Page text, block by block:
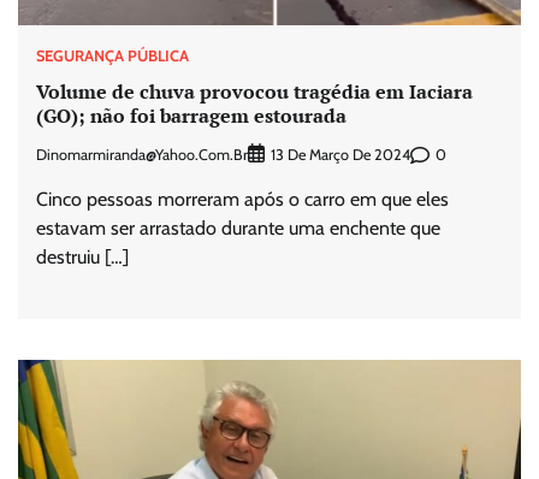
SEGURANÇA PÚBLICA
Volume de chuva provocou tragédia em Iaciara
(GO); não foi barragem estourada
Dinomarmiranda@yahoo.com.br 13 De Março De 2024 0
Cinco pessoas morreram após o carro em que eles
estavam ser arrastado durante uma enchente que
destruiu […]